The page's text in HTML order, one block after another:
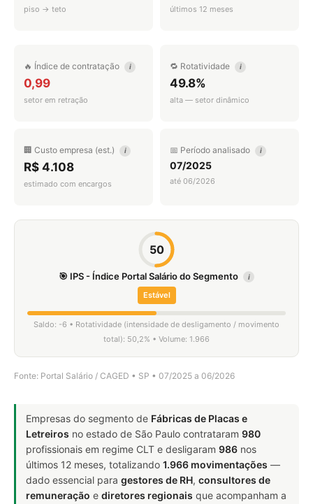
piso → teto últimos 12 meses
🔥 Índice de contratação i
0,99
setor em retração
🔁 Rotatividade i
49.8%
alta — setor dinâmico
🏢 Custo empresa (est.) i
R$ 4.108
estimado com encargos
📅 Período analisado i
07/2025
até 06/2026
50
🎯 IPS - Índice Portal Salário do Segmento i
Estável
Saldo: -6 • Rotatividade (intensidade de desligamento / movimento
total): 50,2% • Volume: 1.966
Fonte: Portal Salário / CAGED • SP • 07/2025 a 06/2026
Empresas do segmento de Fábricas de Placas e
Letreiros no estado de São Paulo contrataram 980
profissionais em regime CLT e desligaram 986 nos
últimos 12 meses, totalizando 1.966 movimentações —
dado essencial para gestores de RH, consultores de
remuneração e diretores regionais que acompanham a